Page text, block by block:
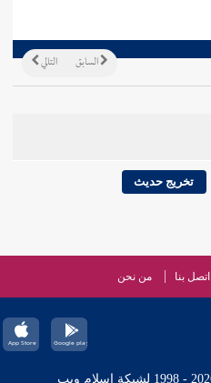
التالي السابق
تخريج حديث
اتصل بنا من نحن